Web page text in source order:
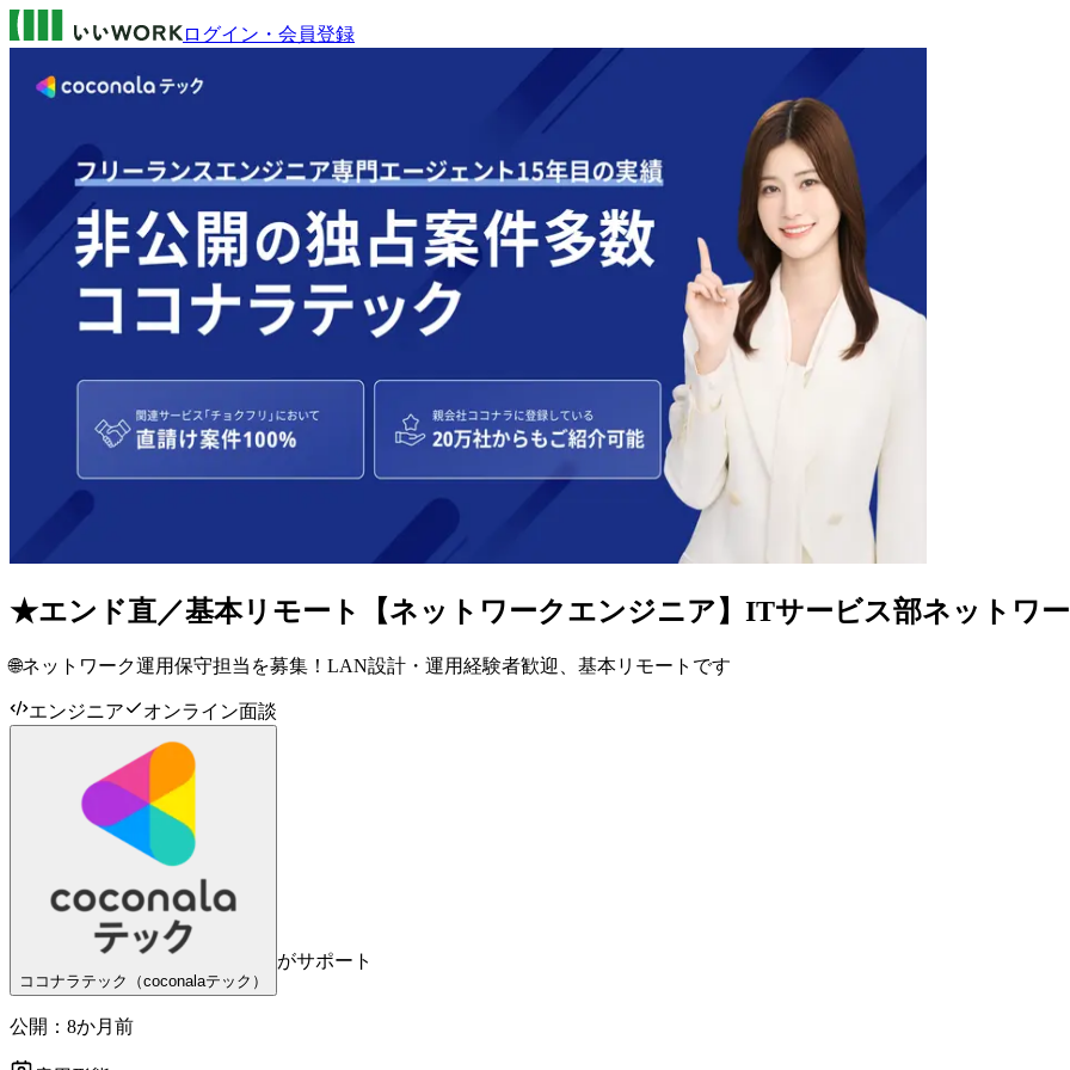
ログイン・会員登録
★エンド直／基本リモート【ネットワークエンジニア】ITサービス部ネットワ
🌐ネットワーク運用保守担当を募集！LAN設計・運用経験者歓迎、基本リモートです
エンジニア オンライン面談
ココナラテック（coconalaテック）
がサポート
公開： 8か月前